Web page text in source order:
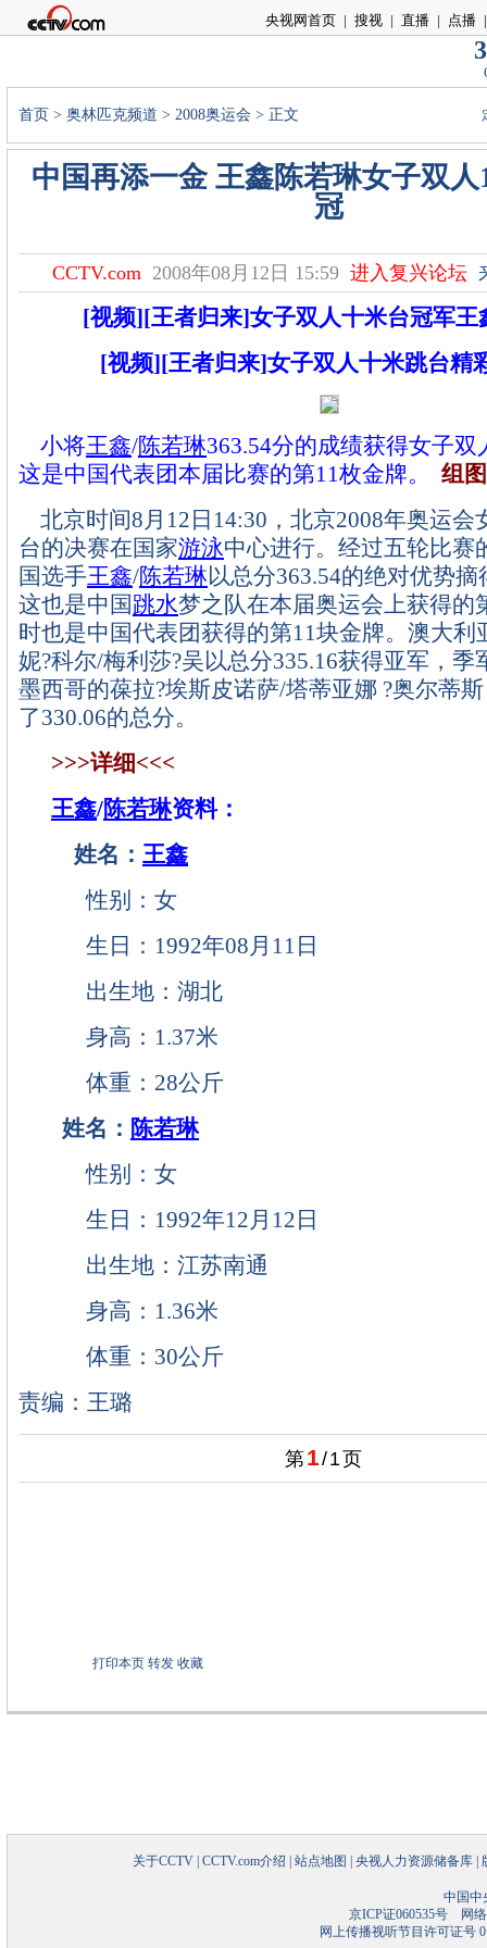
央视网首页 | 搜视 | 直播 | 点播 |
首页 > 奥林匹克频道 > 2008奥运会 > 正文
中国再添一金 王鑫陈若琳女子双人
冠
CCTV.com 2008年08月12日 15:59 进入复兴论坛
[视频][王者归来]女子双人十米台冠军王
[视频][王者归来]女子双人十米跳台精
小将王鑫/陈若琳363.54分的成绩获得女子双
这是中国代表团本届比赛的第11枚金牌。 组图
北京时间8月12日14:30，北京2008年奥运会
台的决赛在国家游泳中心进行。经过五轮比赛
国选手王鑫/陈若琳以总分363.54的绝对优势
这也是中国 跳水梦之队在本届奥运会上获得的
时也是中国代表团获得的第11块金牌。澳大利
妮?科尔/梅利莎?吴以总分335.16获得亚军，季
墨西哥的葆拉?埃斯皮诺萨/塔蒂亚娜 ?奥尔蒂
了330.06的总分。
>>>详细<<<
王鑫/陈若琳资料：
姓名： 王鑫
性别：女
生日：1992年08月11日
出生地：湖北
身高：1.37米
体重：28公斤
姓名： 陈若琳
性别：女
生日：1992年12月12日
出生地：江苏南通
身高：1.36米
体重：30公斤
责编：王璐
第1/1页
打印本页 转发 收藏
关于CCTV CCTV.com介绍 站点地图 央视人力资源储备库
中国中
京ICP证060535号网络
网上传播视听节目许可证号